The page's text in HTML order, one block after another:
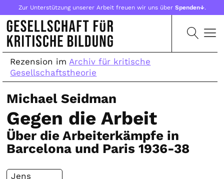
Zur Unterstützung unserer Arbeit freuen wir uns über Spenden↓.
Rezension imArchiv für kritische
Gesellschaftstheorie
Michael Seidman
Gegen die Arbeit
Über die Arbeiterkämpfe in
Barcelona und Paris 1936-38
Jens